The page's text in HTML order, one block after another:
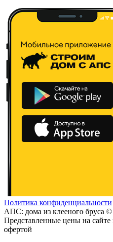
Политика конфиденциальности
АПС: дома из клееного бруса ©
Представленные цены на
офертой